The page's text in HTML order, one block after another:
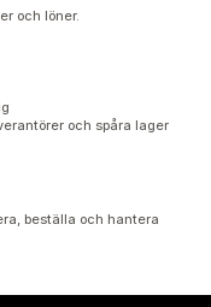
och löner.
och spåra lager
beställa och hantera